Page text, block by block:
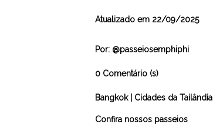
Atualizado em 22/09/2025
Por: @passeiosemphiphi
0 Comentário (s)
Bangkok| Cidades da Tailândia
Confira nossos passeios